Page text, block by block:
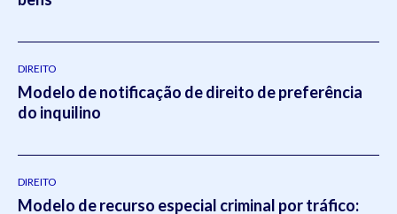
DIREITO
Modelo de notificação de direito de preferência
do inquilino
DIREITO
Modelo de recurso especial criminal por tráfico: